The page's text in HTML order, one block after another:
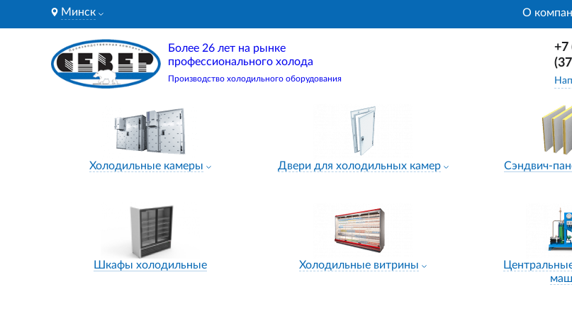
Минск О
Более 26 лет на рынке
профессионального холода
Производство холодильного оборудования
+7
Холодильные камеры Двери для холодильных камер Сэндвич-
Шкафы холодильные Холодильные витрины